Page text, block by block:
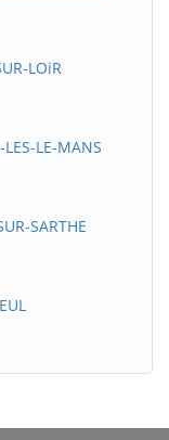
LOiR
LE-MANS
SARTHE